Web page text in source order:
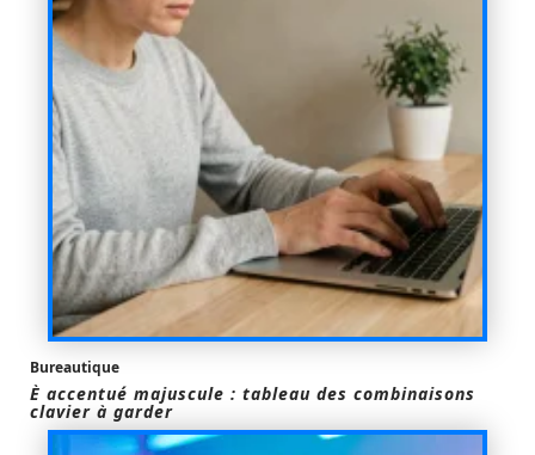
Bureautique
È accentué majuscule : tableau des combinaisons
clavier à garder